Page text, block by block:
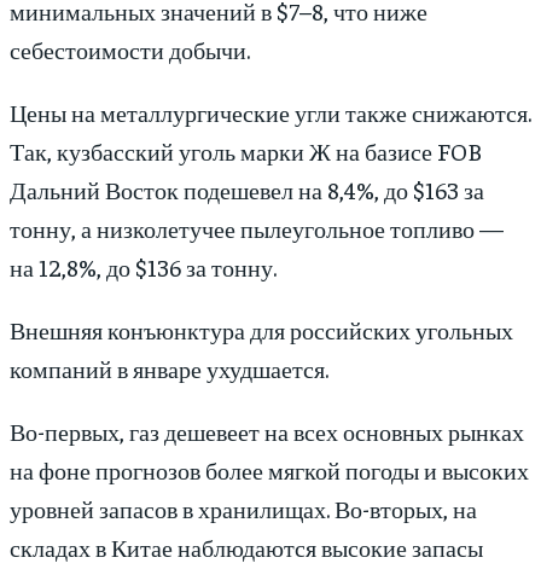
минимальных значений в $7–8, что ниже
себестоимости добычи.
Цены на металлургические угли также снижаются.
Так, кузбасский уголь марки Ж на базисе FOB
Дальний Восток подешевел на 8,4%, до $163 за
тонну, а низколетучее пылеугольное топливо —
на 12,8%, до $136 за тонну.
Внешняя конъюнктура для российских угольных
компаний в январе ухудшается.
Во-первых, газ дешевеет на всех основных рынках
на фоне прогнозов более мягкой погоды и высоких
уровней запасов в хранилищах. Во-вторых, на
складах в Китае наблюдаются высокие запасы